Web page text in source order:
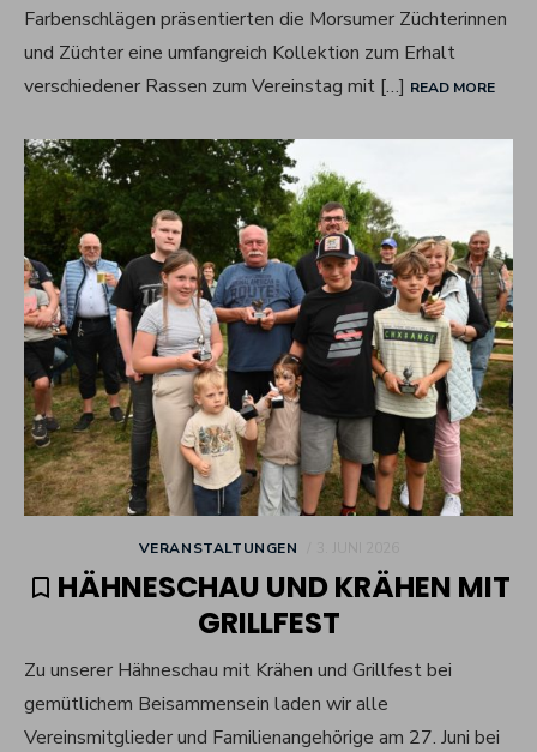
Farbenschlägen präsentierten die Morsumer Züchterinnen
und Züchter eine umfangreich Kollektion zum Erhalt
verschiedener Rassen zum Vereinstag mit […] READ MORE
VERANSTALTUNGEN
HÄHNESCHAU UND KRÄHEN MIT
GRILLFEST
Zu unserer Hähneschau mit Krähen und Grillfest bei
gemütlichem Beisammensein laden wir alle
Vereinsmitglieder und Familienangehörige am 27. Juni bei